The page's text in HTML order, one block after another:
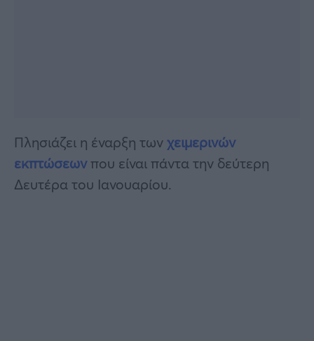
Πλησιάζει η έναρξη τωνχειμερινών
εκπτώσεωνπου είναι πάντα την δεύτερη
Δευτέρα του Ιανουαρίου.